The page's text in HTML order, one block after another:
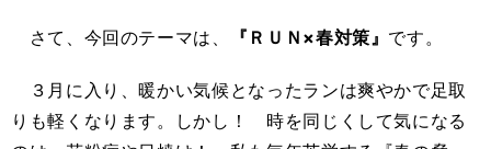
さて、今回のテーマは、 『ＲＵＮ×春対策』 です。
３月に入り、暖かい気候となったランは爽やかで足取
りも軽くなります。しかし！ 時を同じくして気になる